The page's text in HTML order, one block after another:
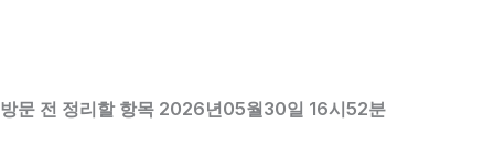
방문 전 정리할 항목 2026년05월30일 16시52분